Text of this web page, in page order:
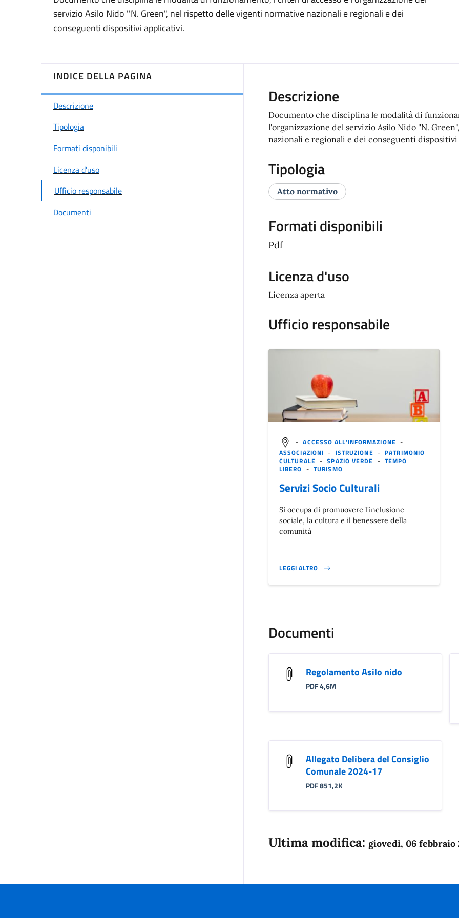
servizio Asilo Nido ''N. Green", nel rispetto delle vigenti normative nazionali e regionali e dei
conseguenti dispositivi applicativi.
INDICE DELLA PAGINA
Descrizione
Tipologia
Formati disponibili
Licenza d'uso
Ufficio responsabile
Documenti
Descrizione
Documento che disciplina le modalità di
l'organizzazione del servizio Asilo Nido ''N.
nazionali e regionali e dei conseguenti
Tipologia
Atto normativo
Formati disponibili
Pdf
Licenza d'uso
Licenza aperta
Ufficio responsabile
- ACCESSO ALL'INFORMAZIONE -
ASSOCIAZIONI - ISTRUZIONE -PATRIMONIO
CULTURALE -SPAZIO VERDE -TEMPO
LIBERO -TURISMO
Servizi Socio Culturali
Si occupa di promuovere l'inclusione
sociale, la cultura e il benessere della
comunità
LEGGI ALTRO
}
Documenti
Regolamento Asilo nido
PDF 4,6M
Allegato Delibera del Consiglio
Comunale 2024-17
PDF 851,2K
Ultima modifica: giovedì, 06 febbraio